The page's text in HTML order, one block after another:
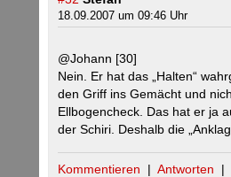
18.09.2007 um 09:46 Uhr
@Johann [30]
Nein. Er hat das „Halten“
den Griff ins Gemächt und
Ellbogencheck. Das hat er ja
der Schiri. Deshalb die
Kommentieren | Antworten |